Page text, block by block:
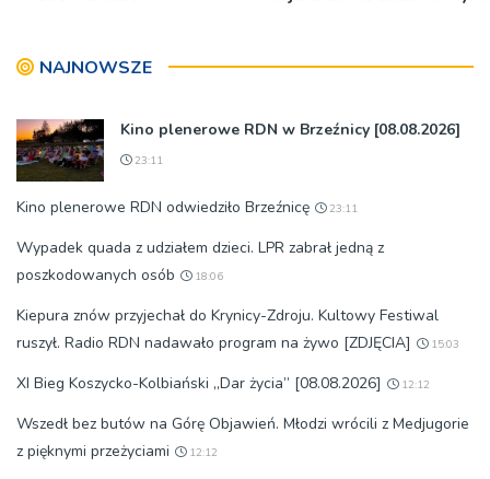
NAJNOWSZE
Kino plenerowe RDN w Brzeźnicy [08.08.2026]
23:11
Kino plenerowe RDN odwiedziło Brzeźnicę 23:11
Wypadek quada z udziałem dzieci. LPR zabrał jedną z
poszkodowanych osób
18:06
Kiepura znów przyjechał do Krynicy-Zdroju. Kultowy Festiwal
ruszył. Radio RDN nadawało program na żywo [ZDJĘCIA]
15:03
XI Bieg Koszycko-Kolbiański „Dar życia” [08.08.2026] 12:12
Wszedł bez butów na Górę Objawień. Młodzi wrócili z Medjugorie
z pięknymi przeżyciami
12:12